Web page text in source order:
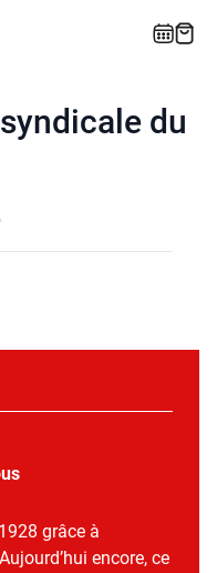
du
grâce à
encore, ce